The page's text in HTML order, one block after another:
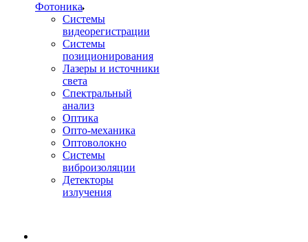
Фотоника
Cистемы
видеорегистрации
Системы
позиционирования
Лазеры и источники
света
Спектральный
анализ
Оптика
Опто-механика
Оптоволокно
Системы
виброизоляции
Детекторы
излучения